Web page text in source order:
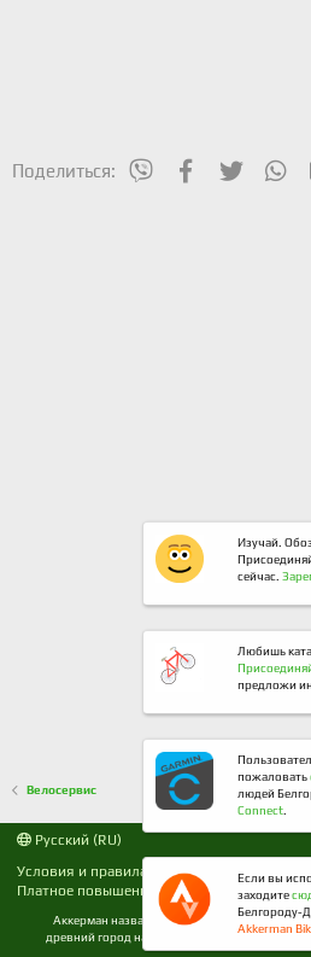
Поделиться: mes_viberFacebook
Twitter
Велосервис
Русский (RU)
Условия и правила
Политика
Платное повышение
Помощь
S
S
Аккерман название города Белгород-
древний город на берегу Днестровского
Изучай.
сейчас.
Любишь
предложи
пожаловать
людей
Connect
Если вы
заходите
Белгороду-
Akkerman